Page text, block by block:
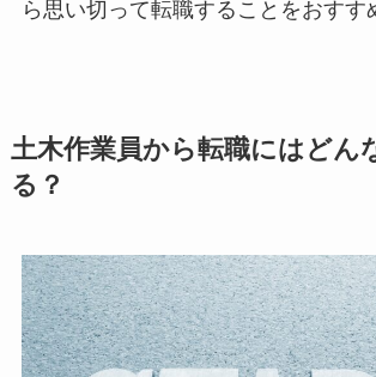
ら思い切って転職することをおすす
土木作業員から転職にはどん
る？